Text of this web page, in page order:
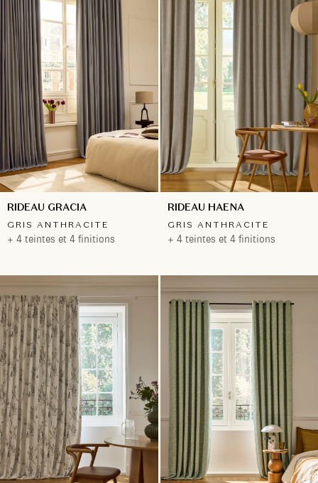
RIDEAU GRACIA
GRIS ANTHRACITE
+ 4 teintes et 4 finitions
RIDEAU HAENA
GRIS ANTHRACITE
+ 4 teintes et 4 finitions